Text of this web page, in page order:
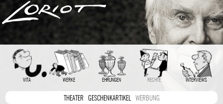
VITA WERKE EHRUNGEN RECHTE INTERVIEWS
THEATER GESCHENKARTIKEL WERBUNG